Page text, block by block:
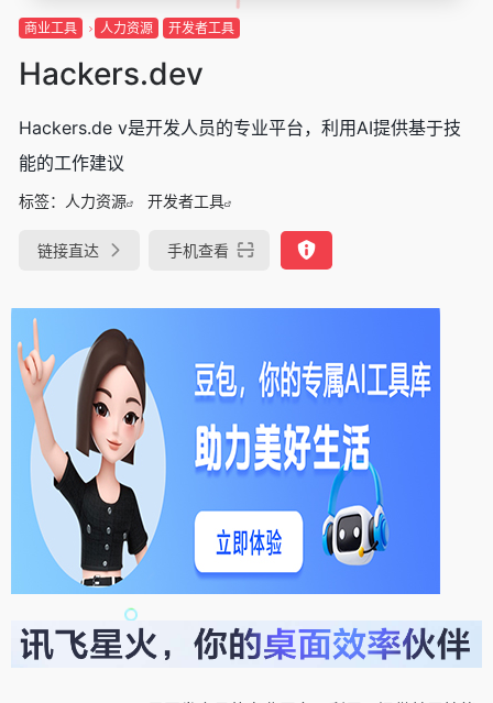
商业工具 人力资源 开发者工具
Hackers.dev
Hackers.de v是开发人员的专业平台，利用AI提供基于技
能的工作建议
标签： 人力资源 开发者工具
链接直达 手机查看